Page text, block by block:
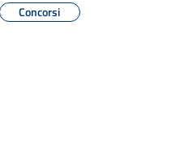
Concorsi